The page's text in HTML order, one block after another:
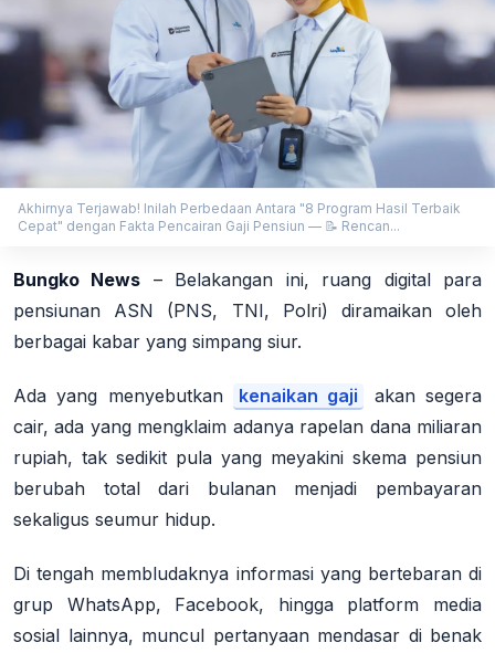
Akhirnya Terjawab! Inilah Perbedaan Antara "8 Program Hasil Terbaik
Cepat" dengan Fakta Pencairan Gaji Pensiun — 📝 Rencan...
Bungko News – Belakangan ini, ruang digital para
pensiunan ASN (PNS, TNI, Polri) diramaikan oleh
berbagai kabar yang simpang siur.
Ada yang menyebutkan kenaikan gaji
akan segera
cair, ada yang mengklaim adanya rapelan dana miliaran
rupiah, tak sedikit pula yang meyakini skema pensiun
berubah total dari bulanan menjadi pembayaran
sekaligus seumur hidup.
Di tengah membludaknya informasi yang bertebaran di
grup WhatsApp, Facebook, hingga platform media
sosial lainnya, muncul pertanyaan mendasar di benak